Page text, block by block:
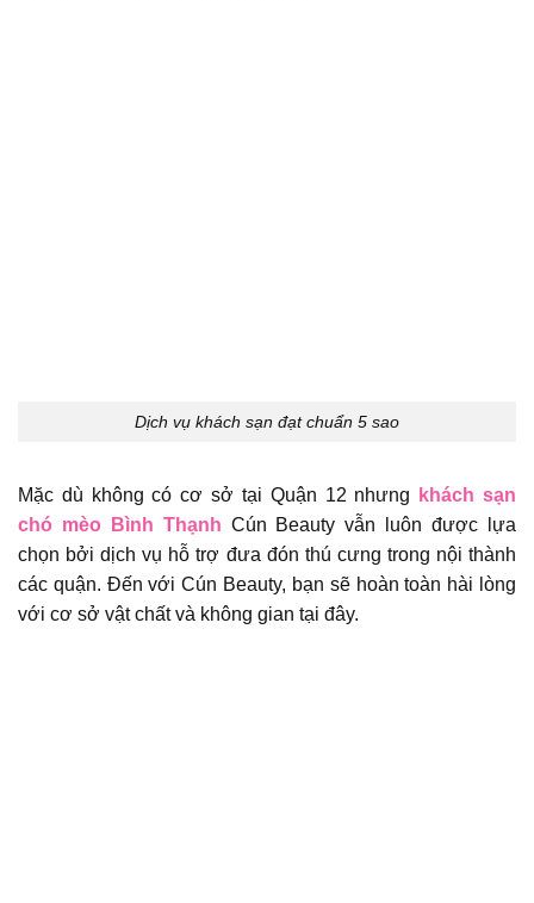
Dịch vụ khách sạn đạt chuẩn 5 sao
Mặc dù không có cơ sở tại Quận 12 nhưng
khách sạn
chó mèo Bình Thạnh Cún Beauty vẫn luôn được lựa
chọn bởi dịch vụ hỗ trợ đưa đón thú cưng trong nội thành
các quận. Đến với Cún Beauty, bạn sẽ hoàn toàn hài lòng
với cơ sở vật chất và không gian tại đây.